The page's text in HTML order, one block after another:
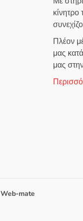
Πλέον
μας
μας
Web-mate